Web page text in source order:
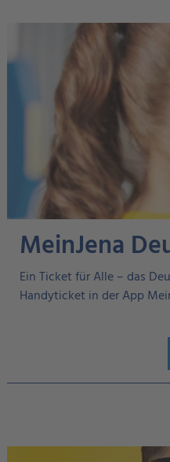
MeinJena
Ein Ticket für Alle – das
Handyticket in der App